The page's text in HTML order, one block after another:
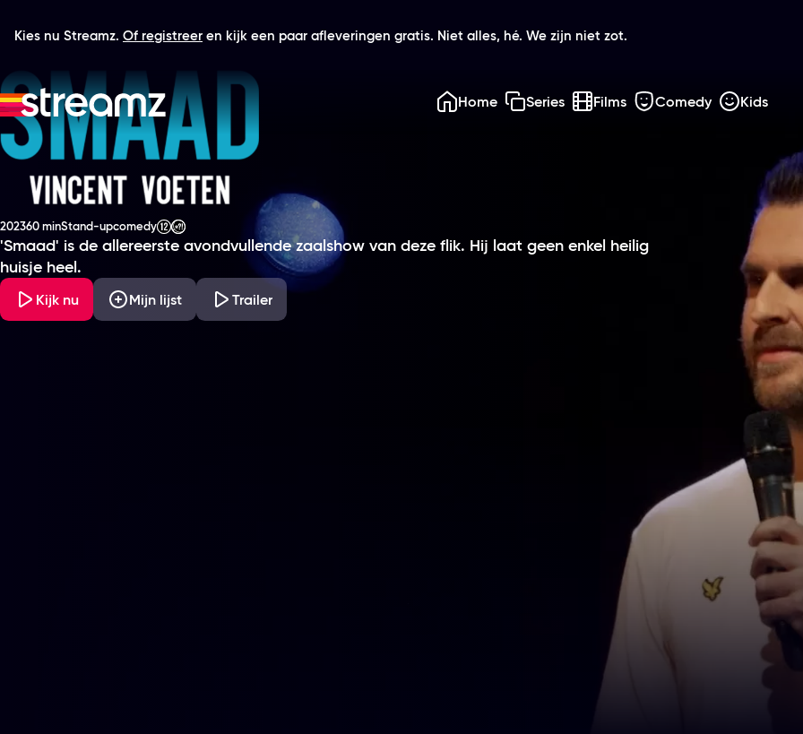
Kies nu Streamz. Of registreer en kijk een paar afleveringen gratis. Niet alles, hé. We zijn niet zot.
Home Series Films Comedy Kids
Vincent Voeten - Smaad
Productiejaar
2023
Tijdsduur
60 min
Genre Stand-upcomedy
Leeftijdsclassificatie
'Smaad' is de allereerste avondvullende zaalshow van deze flik. Hij laat geen enkel heilig
huisje heel.
Kijk nu Mijn lijst Trailer